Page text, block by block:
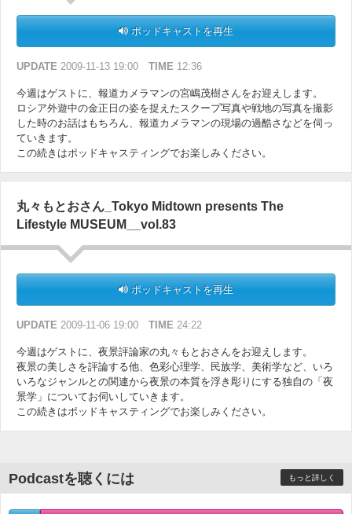
ポッドキャストを再生
UPDATE 2009-11-13 19:00 TIME 12:36
今週はゲストに、報道カメラマンの宮嶋茂樹さんをお迎えします。
ロシア外遊中の金正日の姿を捉えたスクープ写真や戦地の写真を撮影
した時のお話はもちろん、報道カメラマンの現場の過酷さなどを伺っ
ていきます。
この続きはポッドキャスティングでお楽しみください。
丸々もとおさん_Tokyo Midtown presents The
Lifestyle MUSEUM__vol.83
ポッドキャストを再生
UPDATE 2009-11-06 19:00 TIME 24:22
今週はゲストに、夜景評論家の丸々もとおさんをお迎えします。
夜景の美しさを評論する他、色彩心理学、民族学、美術学など、いろ
いろなジャンルとの関連から夜景の本質を浮き彫りにする独自の「夜
景学」についてお伺いしていきます。
この続きはポッドキャスティングでお楽しみください。
Podcastを聴くには もっと詳しく